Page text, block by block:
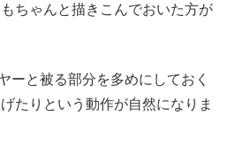
ちゃんと描きこんでおいた方が
ーと被る部分を多めにしておく
たりという動作が自然になりま